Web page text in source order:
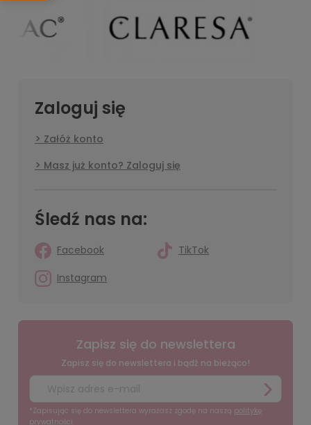
Zaloguj się
Załóż konto
Masz już konto? Zaloguj się
Śledź nas na:
Facebook
TikTok
Instagram
Zapisz się do newslettera
Zapisz się do newslettera i bądź na bieżąco!
*Zapisując się do newslettera wyrażasz zgodę na naszą politykę
prywatności